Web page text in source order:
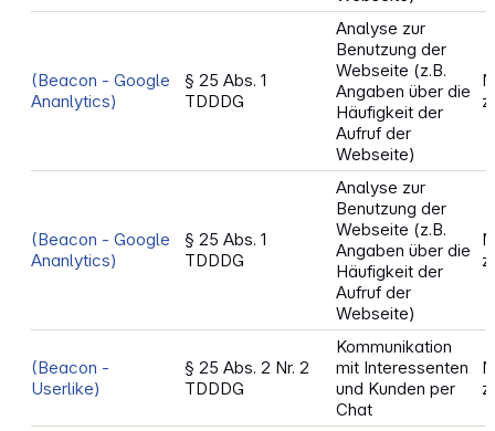
(Beacon - Google
Ananlytics)
§ 25 Abs. 1
TDDDG
Analyse zur
Benutzung der
Webseite (z.B.
Angaben über die
Häufigkeit der
Aufruf der
Webseite)
(Beacon - Google
Ananlytics)
§ 25 Abs. 1
TDDDG
Analyse zur
Benutzung der
Webseite (z.B.
Angaben über die
Häufigkeit der
Aufruf der
Webseite)
(Beacon -
Userlike)
§ 25 Abs. 2 Nr. 2
TDDDG
Kommunikation
mit Interessenten
und Kunden per
Chat